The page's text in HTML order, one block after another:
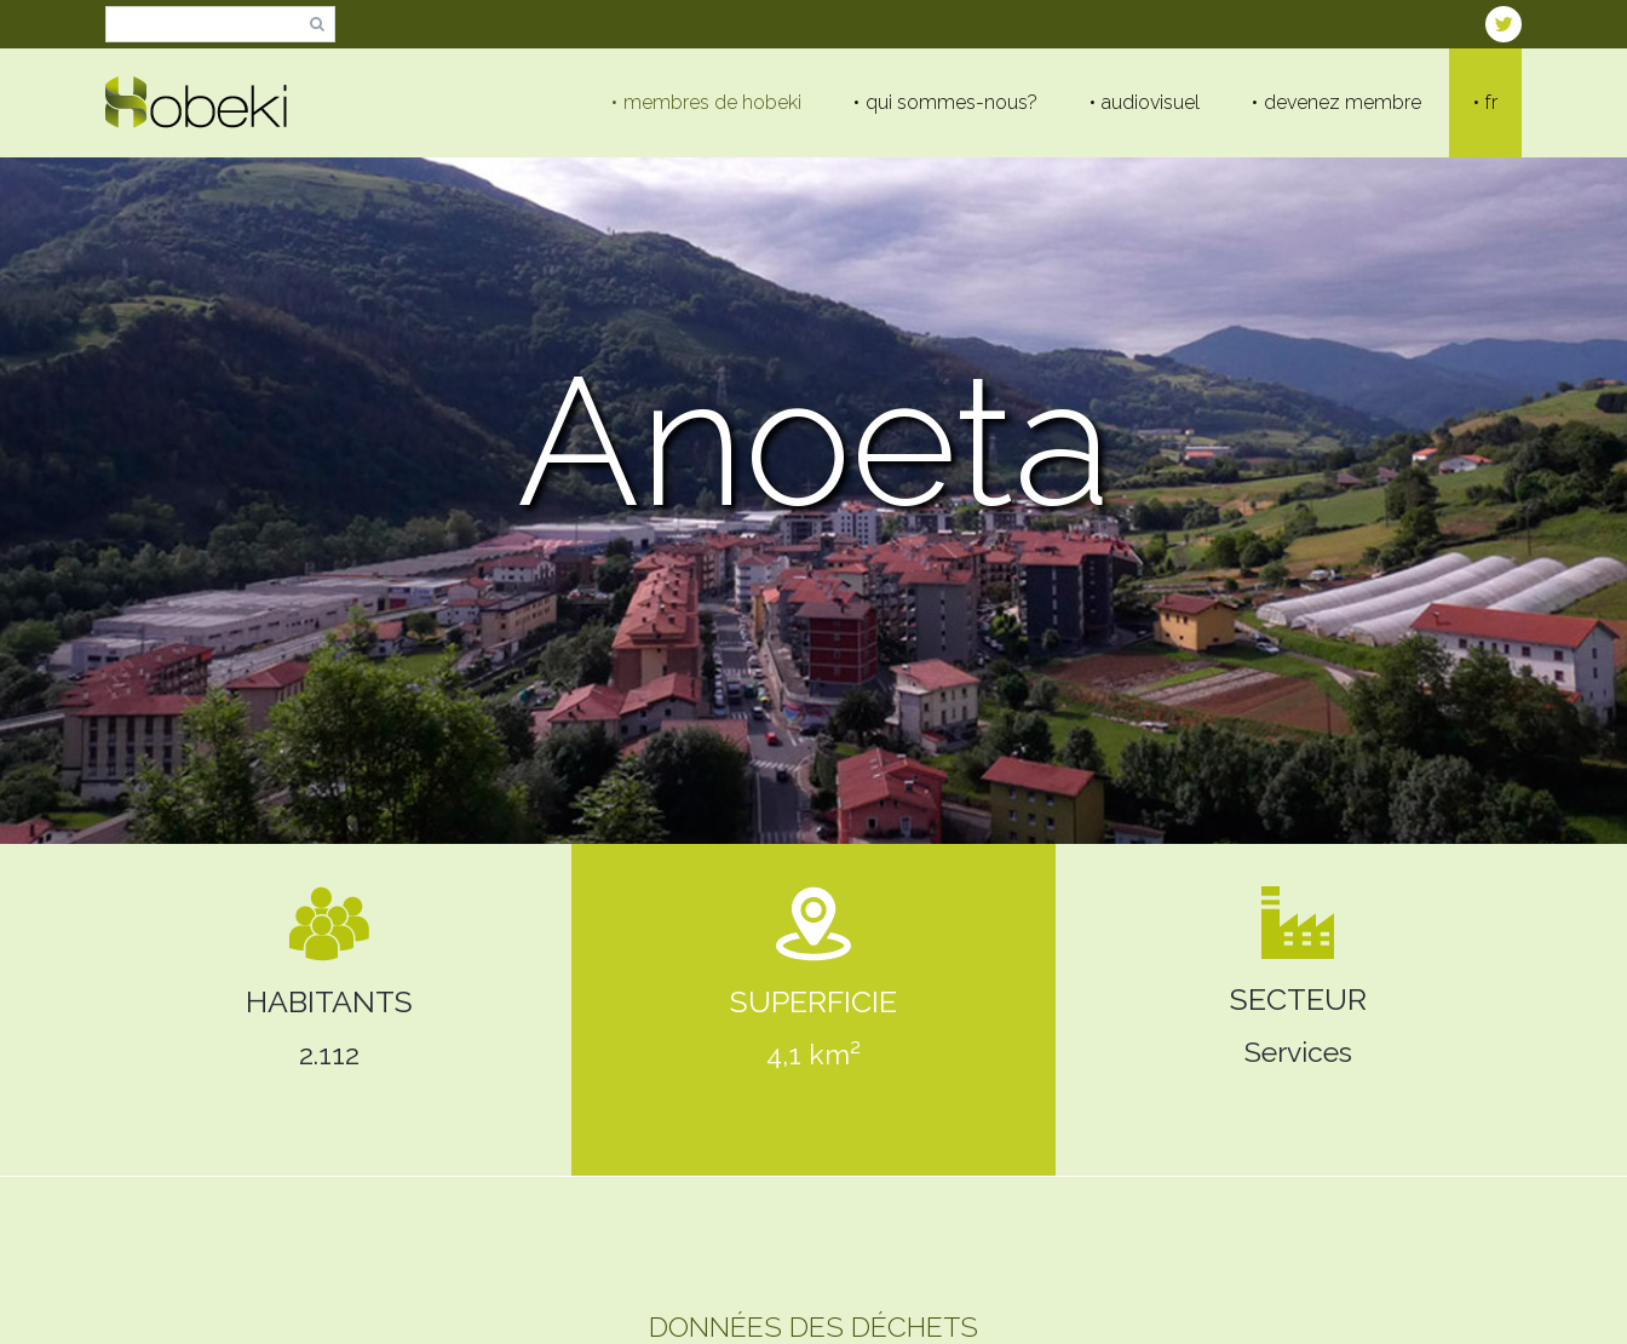
membres de hobeki qui sommes-nous? audiovisuel devenez membre fr
Anoeta
HABITANTS
2.112
SUPERFICIE
4,1 km²
SECTEUR
Services
DONNÉES DES DÉCHETS